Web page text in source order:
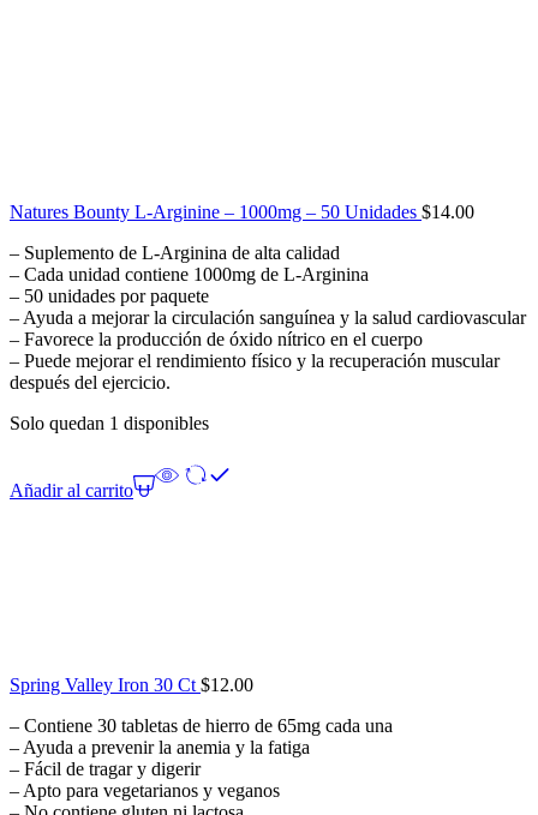
Natures Bounty L-Arginine – 1000mg – 50 Unidades $14.00
– Suplemento de L-Arginina de alta calidad
– Cada unidad contiene 1000mg de L-Arginina
– 50 unidades por paquete
– Ayuda a mejorar la circulación sanguínea y la salud cardiovascular
– Favorece la producción de óxido nítrico en el cuerpo
– Puede mejorar el rendimiento físico y la recuperación muscular
después del ejercicio.
Solo quedan 1 disponibles
Añadir al carrito
Spring Valley Iron 30 Ct $12.00
– Contiene 30 tabletas de hierro de 65mg cada una
– Ayuda a prevenir la anemia y la fatiga
– Fácil de tragar y digerir
– Apto para vegetarianos y veganos